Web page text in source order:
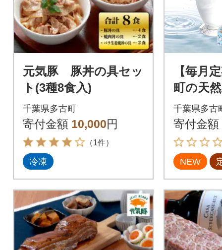
元気豚 豚丼の具セッ
ト(3種8食入)
千葉県多古町
寄付金額 10,000円
（1件）
冷凍
【毎月
町の天
×4回)全
千葉県多古
寄付金額
NEW